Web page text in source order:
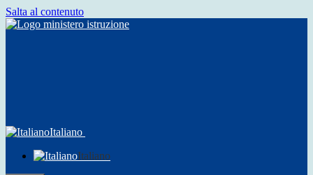
Salta al contenuto
Italiano
Italiano